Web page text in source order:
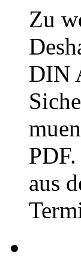
Zu
DIN
aus